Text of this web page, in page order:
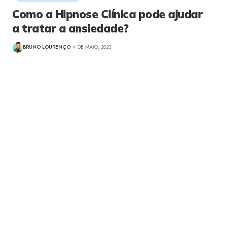
Como a Hipnose Clínica pode ajudar
a tratar a ansiedade?
BRUNO LOURENÇO 4 DE MAIO, 2023